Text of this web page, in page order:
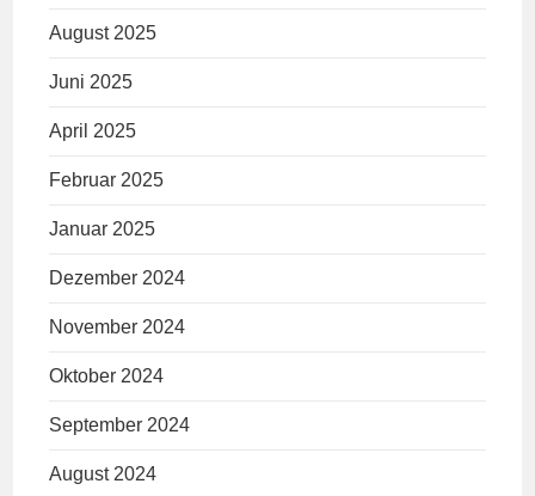
August 2025
Juni 2025
April 2025
Februar 2025
Januar 2025
Dezember 2024
November 2024
Oktober 2024
September 2024
August 2024